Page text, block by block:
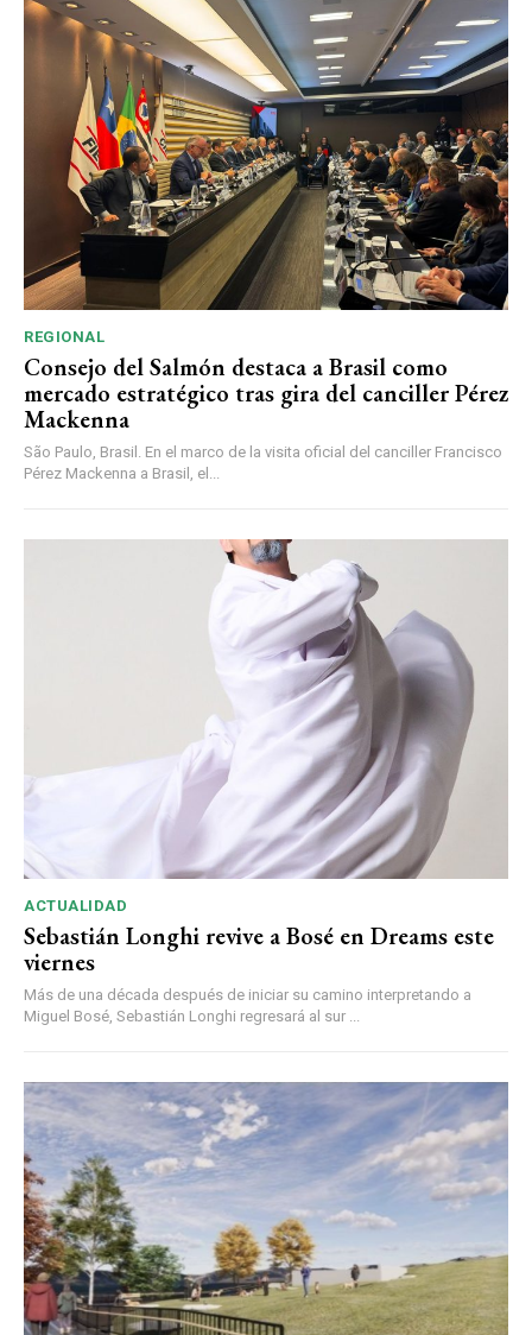
REGIONAL
Consejo del Salmón destaca a Brasil como
mercado estratégico tras gira del canciller Pérez
Mackenna
São Paulo, Brasil. En el marco de la visita oficial del canciller Francisco
Pérez Mackenna a Brasil, el...
ACTUALIDAD
Sebastián Longhi revive a Bosé en Dreams este
viernes
Más de una década después de iniciar su camino interpretando a
Miguel Bosé, Sebastián Longhi regresará al sur ...